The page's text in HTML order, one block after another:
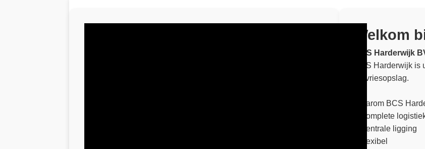
Welkom
BCS Harderwijk
BCS Harderwijk
en vriesopslag.
Waarom BCS
complete
centrale ligging
flexibel